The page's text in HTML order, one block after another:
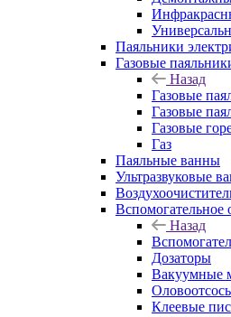
Паяльники
Газовые
Назад
Газовые
Газовые
Газовые
Газ
Паяльные ванны
Ультразвуковые
Вспомогательное
Назад
Дозаторы
Вакуумные
Клеевые